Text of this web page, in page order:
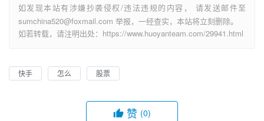
如发现本站有涉嫌抄袭侵权/违法违规的内容， 请发送邮件至
sumchina520@foxmail.com 举报，一经查实，本站将立刻删除。
如若转载，请注明出处：https://www.huoyanteam.com/29941.html
快手 怎么 股票
赞 (0)